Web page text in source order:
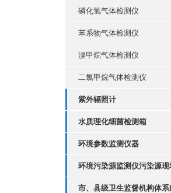
磷化氢气体检测仪
苯系物气体检测仪
溴甲烷气体检测仪
二氯甲烷气体检测仪
紫外辐照计
水质理化细菌检测箱
环境参数监测仪器